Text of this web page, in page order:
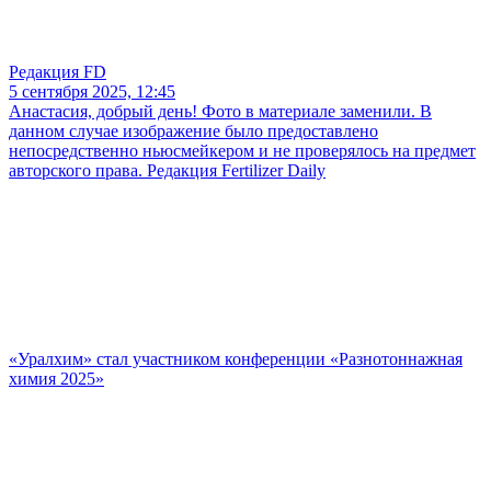
Редакция FD
5 сентября 2025, 12:45
Анастасия, добрый день! Фото в материале заменили. В
данном случае изображение было предоставлено
непосредственно ньюсмейкером и не проверялось на предмет
авторского права. Редакция Fertilizer Daily
«Уралхим» стал участником конференции «Разнотоннажная
химия 2025»